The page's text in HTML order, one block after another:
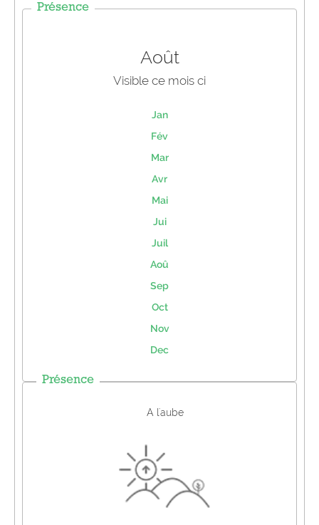
Présence
Août
Visible ce mois ci
Jan
Fév
Mar
Avr
Mai
Jui
Juil
Aoû
Sep
Oct
Nov
Dec
Présence
A l'aube